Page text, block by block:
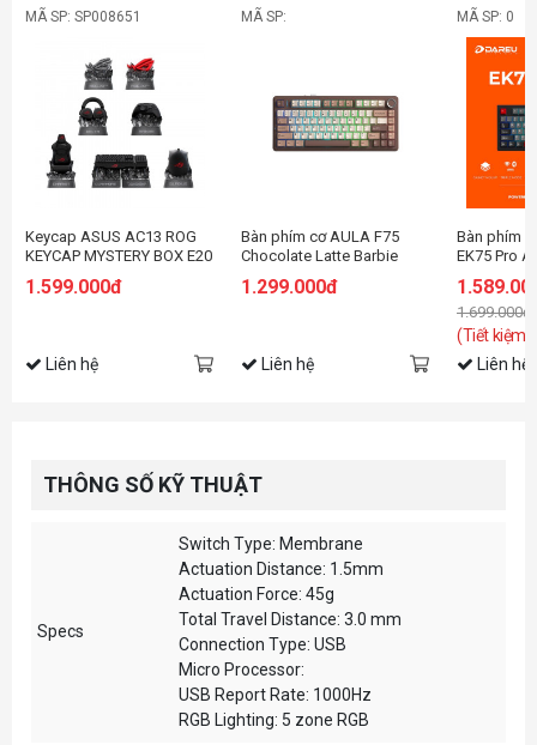
MÃ SP: SP008651
Keycap ASUS AC13 ROG
KEYCAP MYSTERY BOX E20
1.599.000đ
Liên hệ
MÃ SP:
Bàn phím cơ AULA F75
Chocolate Latte Barbie
1.299.000đ
Liên hệ
MÃ SP: 0
Bàn phím
EK75 Pro
1.699.000đ
(Tiết kiệm:
Liên hệ
THÔNG SỐ KỸ THUẬT
Specs
Switch Type: Membrane
Actuation Distance: 1.5mm
Actuation Force: 45g
Total Travel Distance: 3.0 mm
Connection Type: USB
Micro Processor:
USB Report Rate: 1000Hz
RGB Lighting: 5 zone RGB